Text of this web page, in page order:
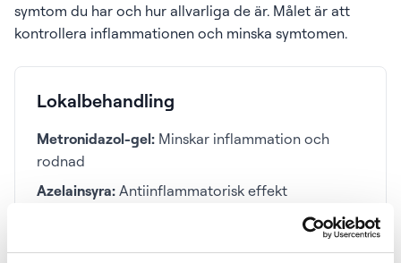
symtom du har och hur allvarliga de är. Målet är att
kontrollera inflammationen och minska symtomen.
Lokalbehandling
Metronidazol-gel: Minskar inflammation och
rodnad
Azelainsyra: Antiinflammatorisk effekt
Ivermektinkräm:Vid papulopustulös rosacea